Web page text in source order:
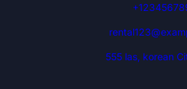
555 las, korean